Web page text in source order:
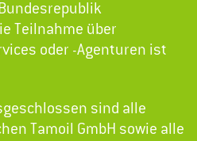
Teilnahme über
oder -Agenturen ist
sind alle
Tamoil GmbH sowie alle